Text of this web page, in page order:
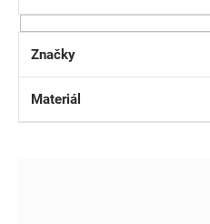
Značky
Materiál